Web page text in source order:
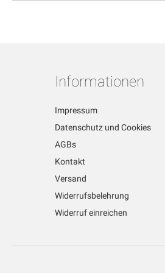
Informationen
Impressum
Datenschutz und Cookies
AGBs
Kontakt
Versand
Widerrufsbelehrung
Widerruf einreichen